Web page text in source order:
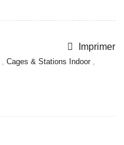
Imprimer
Cages & Stations Indoor